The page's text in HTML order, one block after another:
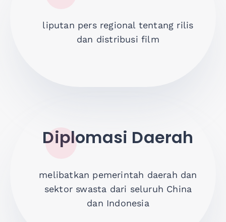
liputan pers regional tentang rilis
dan distribusi film
Diplomasi Daerah
melibatkan pemerintah daerah dan
sektor swasta dari seluruh China
dan Indonesia